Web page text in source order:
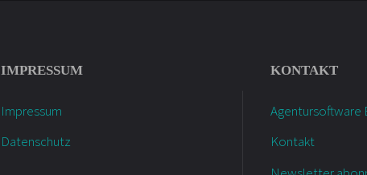
und
Agentursoftware
(Teil
IMPRESSUM
Impressum
Datenschutz
KONTAKT
Agentursoftware
Kontakt